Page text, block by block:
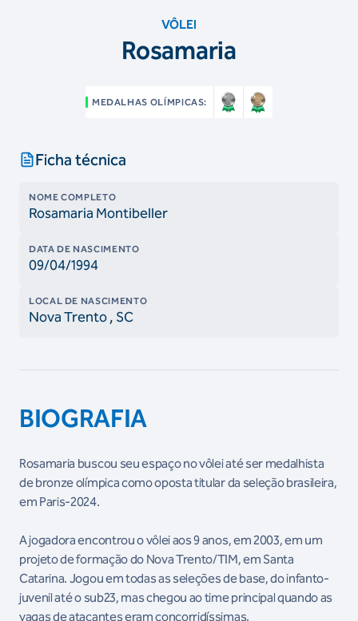
VÔLEI
Rosamaria
MEDALHAS OLÍMPICAS:
Ficha técnica
NOME COMPLETO
Rosamaria Montibeller
DATA DE NASCIMENTO
09/04/1994
LOCAL DE NASCIMENTO
Nova Trento, SC
BIOGRAFIA
Rosamaria buscou seu espaço no vôlei até ser medalhista
de bronze olímpica como oposta titular da seleção brasileira,
em Paris-2024.
A jogadora encontrou o vôlei aos 9 anos, em 2003, em um
projeto de formação do Nova Trento/TIM, em Santa
Catarina. Jogou em todas as seleções de base, do infanto-
juvenil até o sub23, mas chegou ao time principal quando as
vagas de atacantes eram concorridíssimas.